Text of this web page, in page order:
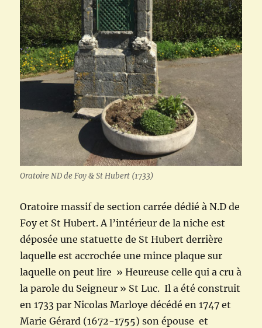
Oratoire ND de Foy & St Hubert (1733)
Oratoire massif de section carrée dédié à N.D de
Foy et St Hubert. A l’intérieur de la niche est
déposée une statuette de St Hubert derrière
laquelle est accrochée une mince plaque sur
laquelle on peut lire » Heureuse celle qui a cru à
la parole du Seigneur » St Luc. Il a été construit
en 1733 par Nicolas Marloye décédé en 1747 et
Marie Gérard (1672-1755) son épouse et